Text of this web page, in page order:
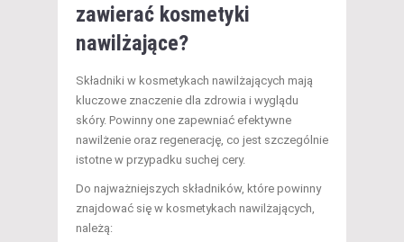
zawierać kosmetyki
nawilżające?
Składniki w kosmetykach nawilżających mają
kluczowe znaczenie dla zdrowia i wyglądu
skóry. Powinny one zapewniać efektywne
nawilżenie oraz regenerację, co jest szczególnie
istotne w przypadku suchej cery.
Do najważniejszych składników, które powinny
znajdować się w kosmetykach nawilżających,
należą: